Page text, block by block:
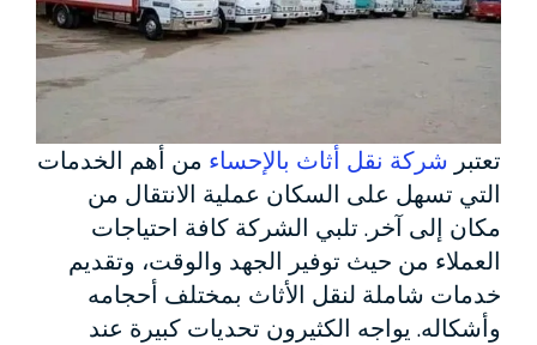
تعتبر شركة نقل أثاث بالإحساء من أهم الخدمات
التي تسهل على السكان عملية الانتقال من
مكان إلى آخر. تلبي الشركة كافة احتياجات
العملاء من حيث توفير الجهد والوقت، وتقديم
خدمات شاملة لنقل الأثاث بمختلف أحجامه
وأشكاله. يواجه الكثيرون تحديات كبيرة عند